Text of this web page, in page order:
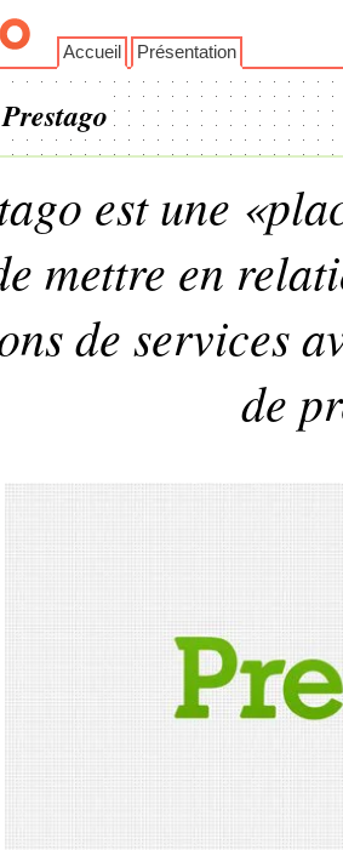
Accueil Présentation
est une
mettre en
de services
de